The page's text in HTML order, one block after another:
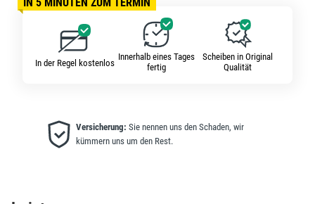
In der Regel kostenlos
Innerhalb eines Tages
fertig
Scheiben in Original
Qualität
Versicherung: Sie nennen uns den Schaden, wir
kümmern uns um den Rest.